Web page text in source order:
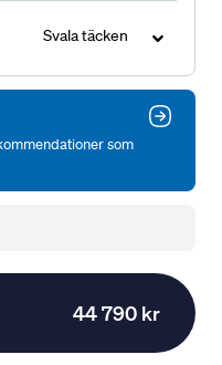
Svala täcken
som
44 790 kr